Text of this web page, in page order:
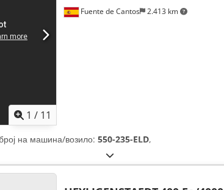
1 / 11
Fuente de Cantos 2.413 km
на машина/возило: 550-235-ELD,